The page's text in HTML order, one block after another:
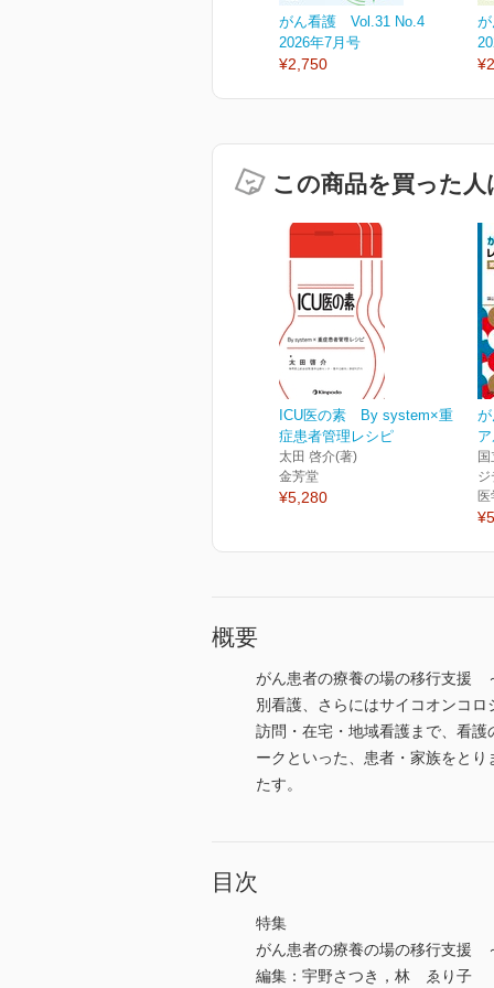
がん看護 Vol.31 No.4
2026年7月号
¥2,750
この商品を買った
ICU医の素 By system×重
症患者管理レシピ
太田 啓介(著)
金芳堂
¥5,280
ジ
概要
がん患者の療養の場の移行支援
別看護、さらにはサイコオンコ
訪問・在宅・地域看護まで、看
ークといった、患者・家族をと
たす。
目次
特集
がん患者の療養の場の移行支援
編集：宇野さつき，林 ゑり子